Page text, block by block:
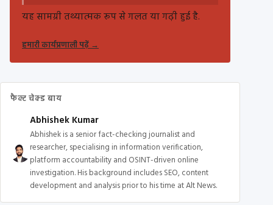
यह सामग्री तथ्यात्मक रूप से गलत या गढ़ी हुई है.
हमारी कार्यप्रणाली पढ़ें→
फैक्ट चेक्ड बाय
Abhishek Kumar
Abhishek is a senior fact-checking journalist and
researcher, specialising in information verification,
platform accountability and OSINT-driven online
investigation. His background includes SEO, content
development and analysis prior to his time at Alt News.